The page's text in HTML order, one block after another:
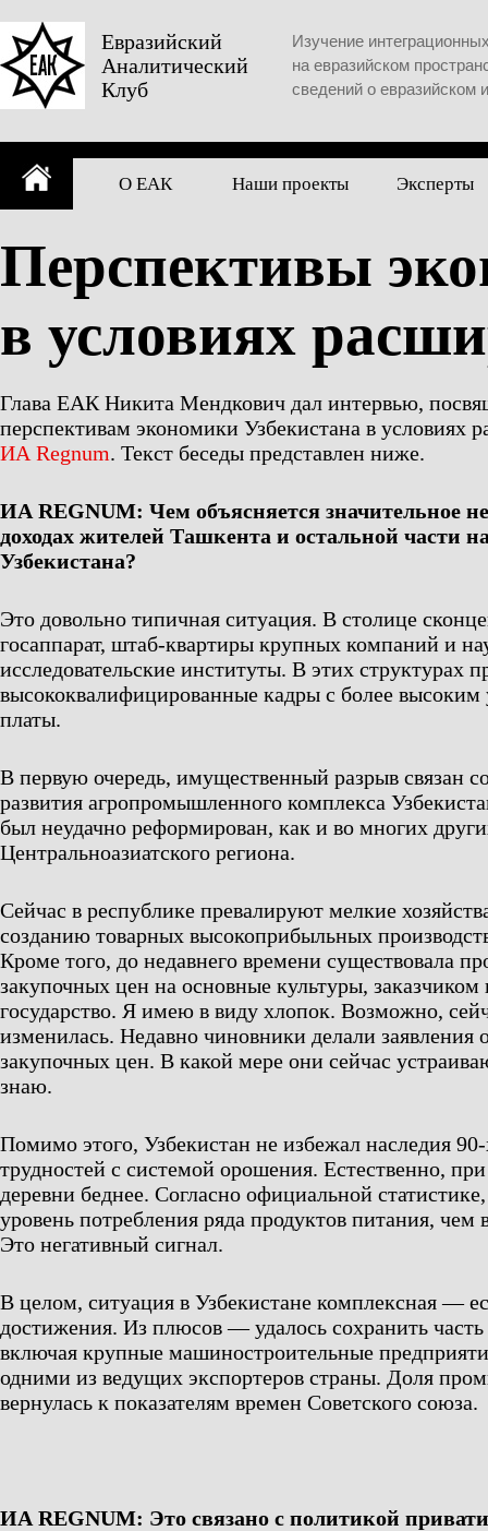
to
content
Евразийский
Аналитический
Клуб
Изучение
на евразийском
сведений о евразийском
О ЕАК Наши проекты Эксперты
Перспективы
в условиях
Глава ЕАК Никита Мендкович дал интервью,
перспективам экономики Узбекистана в условиях
ИА Regnum. Текст беседы представлен ниже.
ИА REGNUM: Чем объясняется значительное
доходах жителей Ташкента и остальной части
Узбекистана?
Это довольно типичная ситуация. В столице
госаппарат, штаб-квартиры крупных компаний и
исследовательские институты. В этих структурах
высококвалифицированные кадры с более высоким
платы.
В первую очередь, имущественный разрыв связан
развития агропромышленного комплекса
был неудачно реформирован, как и во многих
Центральноазиатского региона.
Сейчас в республике превалируют мелкие
созданию товарных высокоприбыльных
Кроме того, до недавнего времени существовала
закупочных цен на основные культуры, заказчиком
государство. Я имею в виду хлопок. Возможно,
изменилась. Недавно чиновники делали
закупочных цен. В какой мере они сейчас
знаю.
Помимо этого, Узбекистан не избежал наследия
трудностей с системой орошения. Естественно,
деревни беднее. Согласно официальной
уровень потребления ряда продуктов питания, чем
Это негативный сигнал.
В целом, ситуация в Узбекистане комплексная —
достижения. Из плюсов — удалось сохранить
включая крупные машиностроительные
одними из ведущих экспортеров страны. Доля
вернулась к показателям времен Советского союза.
ИА REGNUM: Это связано с политикой